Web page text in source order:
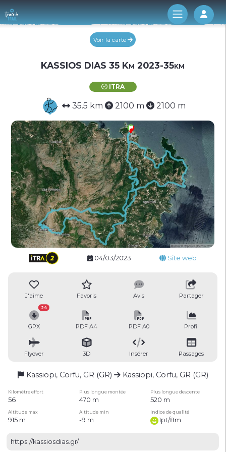
Log
Voir la carte
KASSIOS DIAS 35 Km 2023-35km
ITRA
35.5 km 2100 m 2100 m
04/03/2023 Site web
J'aime Favoris Avis Partager
GPX
24
PDF A4 PDF A0 Profil
Flyover 3D Insérer Passages
Kassiopi, Corfu, GR (GR) Kassiopi, Corfu, GR (GR)
Kilomètre effort Plus longue montée Plus longue descente
56 470 m 520 m
Altitude max Altitude min Indice de qualité
915 m -9 m 1pt/8m
https://kassiosdias.gr/